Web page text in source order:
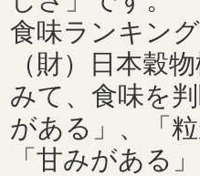
食味ランキン
（財）日本穀
みて、食味を
がある」、「
「甘みがある